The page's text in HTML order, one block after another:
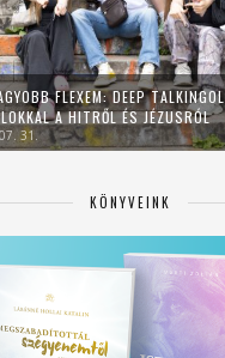
FLEXEM: DEEP
A HITRŐL ÉS JÉZUSRÓL
31.
KÖNYVEINK